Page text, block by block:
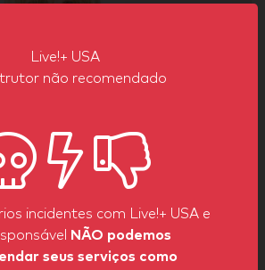
Cristina
inglês e alemão
Live!+ USA
não recomendado
incidentes com Live!+ USA e
NÃO podemos
seus serviços como